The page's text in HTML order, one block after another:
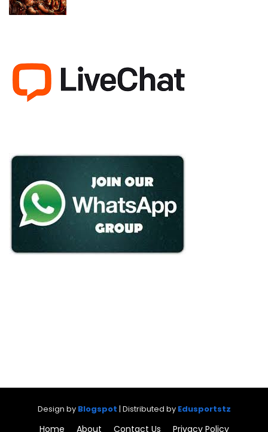
Design by Blogspot | Distributed by Edusportstz
Home About Contact Us Privacy Policy